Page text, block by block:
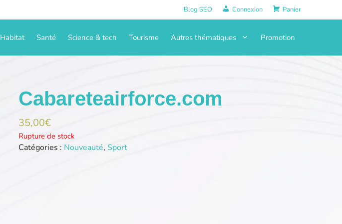
Blog SEO Connexion Panier
Habitat Santé Science & tech Tourisme Autres thématiques Promotion
Cabareteairforce.com
35,00€
Rupture de stock
Catégories : Nouveauté, Sport